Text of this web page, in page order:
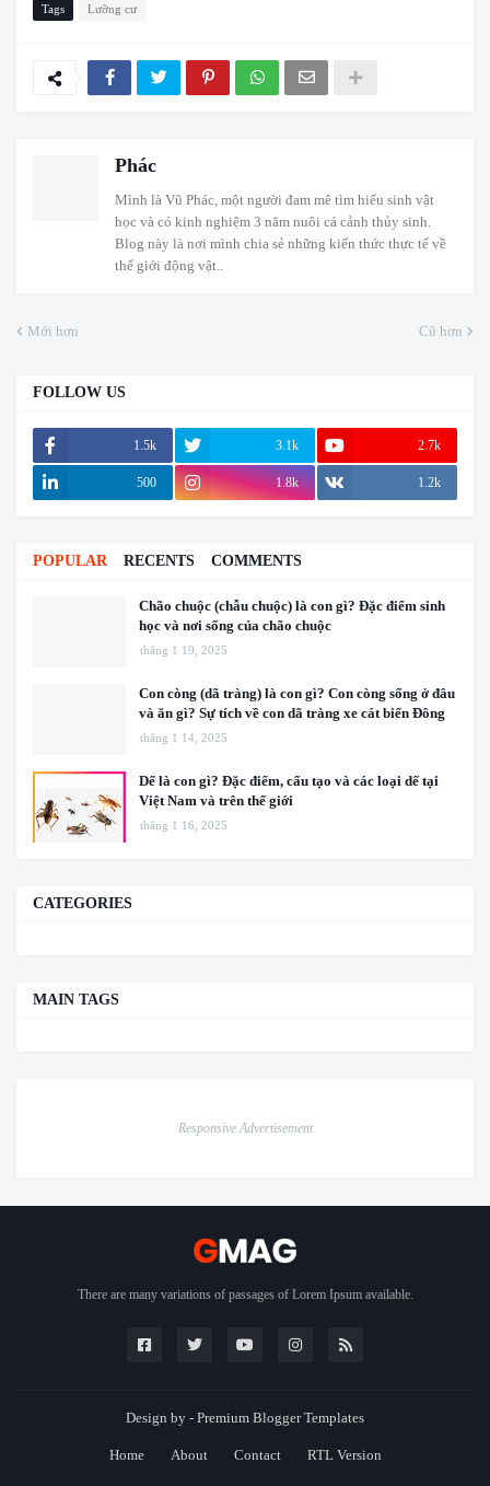
Tags Lưỡng cư
Phác
Mình là Vũ Phác, một người đam mê tìm hiểu sinh vật
học và có kinh nghiệm 3 năm nuôi cá cảnh thủy sinh.
Blog này là nơi mình chia sẻ những kiến thức thực tế về
thế giới động vật..
Mới hơn Cũ hơn
FOLLOW US
1.5k 3.1k 2.7k
500 1.8k 1.2k
POPULAR RECENTS COMMENTS
Chão chuộc (chẫu chuộc) là con gì? Đặc điểm sinh
học và nơi sống của chão chuộc
tháng 1 19, 2025
Con còng (dã tràng) là con gì? Con còng sống ở đâu
và ăn gì? Sự tích về con dã tràng xe cát biển Đông
tháng 1 14, 2025
Dế là con gì? Đặc điểm, cấu tạo và các loại dế tại
Việt Nam và trên thế giới
tháng 1 16, 2025
CATEGORIES
MAIN TAGS
Responsive Advertisement
There are many variations of passages of Lorem Ipsum available.
Design by - Premium Blogger Templates
Home About Contact RTL Version